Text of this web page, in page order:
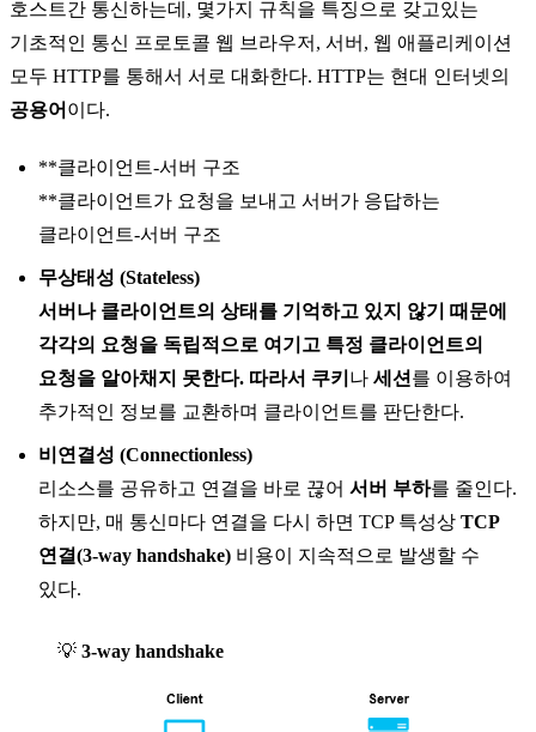
호스트간 통신하는데, 몇가지 규칙을 특징으로 갖고있는
기초적인 통신 프로토콜 웹 브라우저, 서버, 웹 애플리케이션
모두 HTTP를 통해서 서로 대화한다. HTTP는 현대 인터넷의
공용어 이다.
**클라이언트-서버 구조
**클라이언트가 요청을 보내고 서버가 응답하는
클라이언트-서버 구조
무상태성 (Stateless)
서버나 클라이언트의 상태를 기억하고 있지 않기 때문에
각각의 요청을 독립적 으로 여기고 특정 클라이언트의
요청을 알아채지 못한다. 따라서 쿠키 나 세션 를 이용하여
추가적인 정보를 교환하며 클라이언트를 판단한다.
비연결성 (Connectionless)
리소스를 공유하고 연결을 바로 끊어 서버 부하를 줄인다.
하지만, 매 통신마다 연결을 다시 하면 TCP 특성상 TCP
연결(3-way handshake) 비용이 지속적으로 발생할 수
있다.
💡 3-way handshake